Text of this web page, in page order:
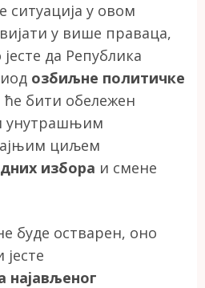
ситуација у овом
у више праваца,
да Република
озбиљне политичке
ће бити обележен
унутрашњим
циљем
избора и смене
буде остварен, оно
најављеног